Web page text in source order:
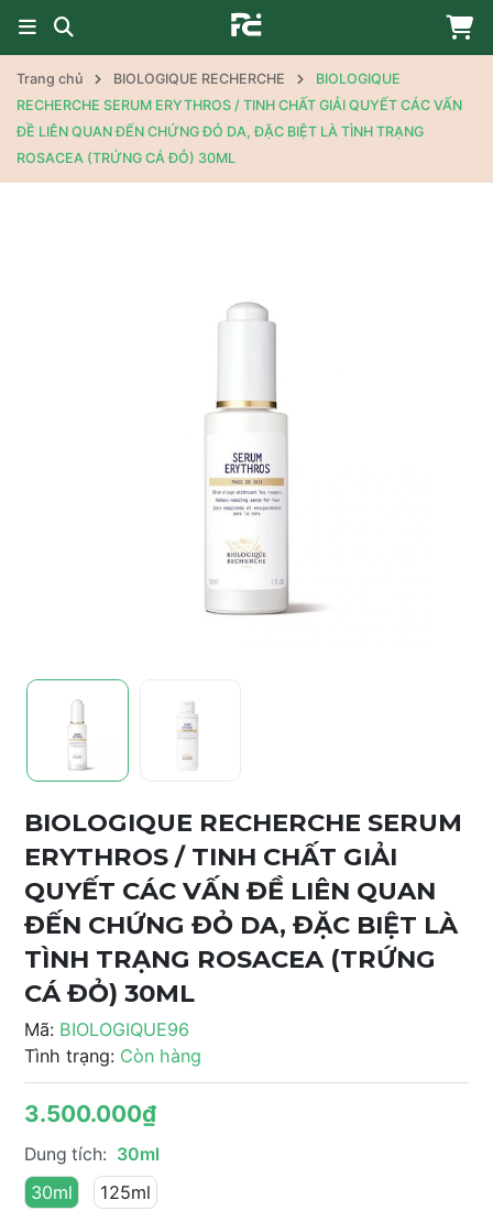
Trang chủ BIOLOGIQUE RECHERCHE
BIOLOGIQUE
RECHERCHE SERUM ERYTHROS / TINH CHẤT GIẢI QUYẾT CÁC VẤN
ĐỀ LIÊN QUAN ĐẾN CHỨNG ĐỎ DA, ĐẶC BIỆT LÀ TÌNH TRẠNG
ROSACEA (TRỨNG CÁ ĐỎ) 30ML
BIOLOGIQUE RECHERCHE SERUM
ERYTHROS / TINH CHẤT GIẢI
QUYẾT CÁC VẤN ĐỀ LIÊN QUAN
ĐẾN CHỨNG ĐỎ DA, ĐẶC BIỆT LÀ
TÌNH TRẠNG ROSACEA (TRỨNG
CÁ ĐỎ) 30ML
Mã: BIOLOGIQUE96
Tình trạng: Còn hàng
3.500.000₫
Dung tích: 30ml
30ml 125ml